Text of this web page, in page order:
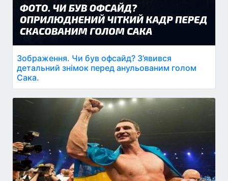
Зображення. Чи був офсайд? З’явився
детальний знімок перед анульованим голом
Сака.